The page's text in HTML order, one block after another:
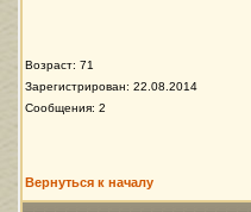
Возраст: 71
Зарегистрирован: 22.08.2014
Сообщения: 2
Вернуться к началу